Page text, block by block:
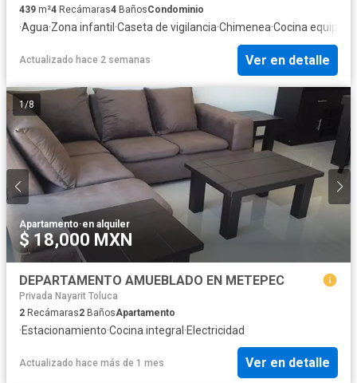
439 m²4 Recámaras4 BañosCondominio
·Agua·Zona infantil ·Caseta de vigilancia·Chimenea·Cocina equipada
Actualizado hace 2 semanas Ver en detalle
1/8
Apartamento·en alquiler
$ 18,000 MXN
DEPARTAMENTO AMUEBLADO EN METEPEC
Privada Nayarit Toluca
2 Recámaras2 BañosApartamento
·Estacionamiento·Cocina integral ·Electricidad
Actualizado hace más de 1 mes Ver en detalle